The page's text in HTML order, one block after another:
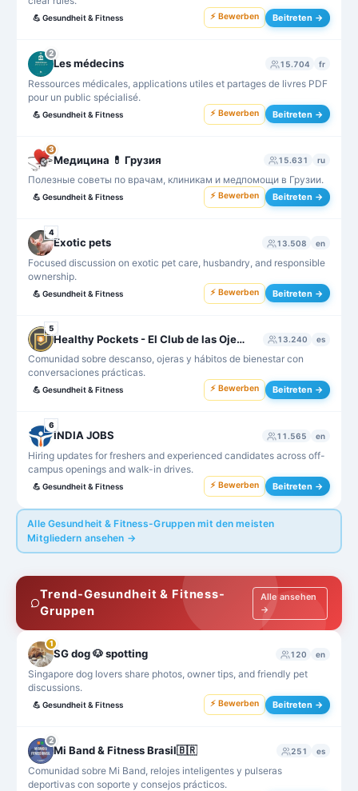
💪 Gesundheit & Fitness ⚡ Bewerben Beitreten →
2
Les médecins 15.704 fr
Ressources médicales, applications utiles et partages de livres PDF
pour un public spécialisé.
💪 Gesundheit & Fitness ⚡ Bewerben Beitreten →
3
Медицина 💊 Грузия 15.631 ru
Полезные советы по врачам, клиникам и медпомощи в Грузии.
💪 Gesundheit & Fitness ⚡ Bewerben Beitreten →
4
Exotic pets 13.508 en
Focused discussion on exotic pet care, husbandry, and responsible
ownership.
💪 Gesundheit & Fitness ⚡ Bewerben Beitreten →
5
Healthy Pockets - El Club de las Ojeras 13.240 es
Comunidad sobre descanso, ojeras y hábitos de bienestar con
conversaciones prácticas.
💪 Gesundheit & Fitness ⚡ Bewerben Beitreten →
6
INDIA JOBS 11.565 en
Hiring updates for freshers and experienced candidates across off-
campus openings and walk-in drives.
💪 Gesundheit & Fitness ⚡ Bewerben Beitreten →
Alle Gesundheit & Fitness-Gruppen mit den meisten
Mitgliedern ansehen →
Trend-Gesundheit & Fitness-
Gruppen
Alle ansehen
→
1
SG dog 🐶 spotting 120 en
Singapore dog lovers share photos, owner tips, and friendly pet
discussions.
💪 Gesundheit & Fitness ⚡ Bewerben Beitreten →
2
Mi Band & Fitness Brasil🇧🇷 251 es
Comunidad sobre Mi Band, relojes inteligentes y pulseras
deportivas con soporte y consejos prácticos.